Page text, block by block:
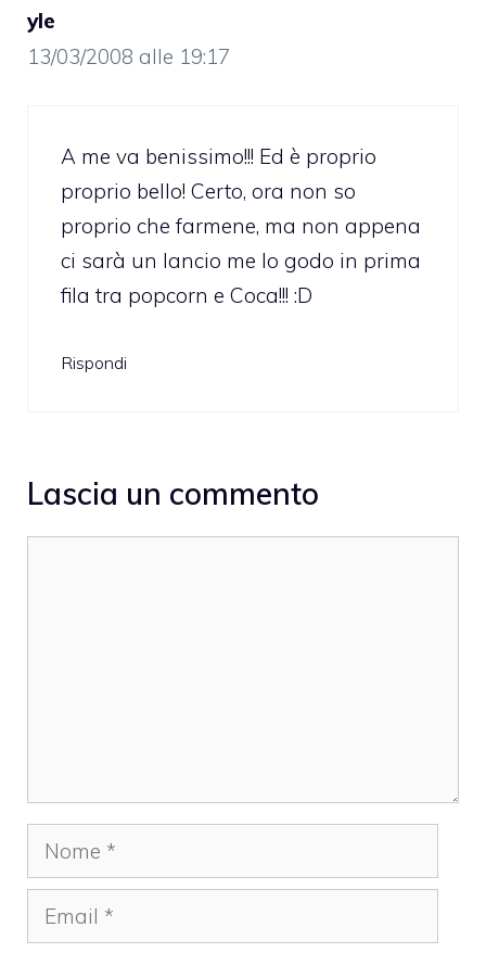
yle
13/03/2008 alle 19:17
A me va benissimo!!! Ed è proprio
proprio bello! Certo, ora non so
proprio che farmene, ma non appena
ci sarà un lancio me lo godo in prima
fila tra popcorn e Coca!!! :D
Rispondi
Lascia un commento
Nome
Email